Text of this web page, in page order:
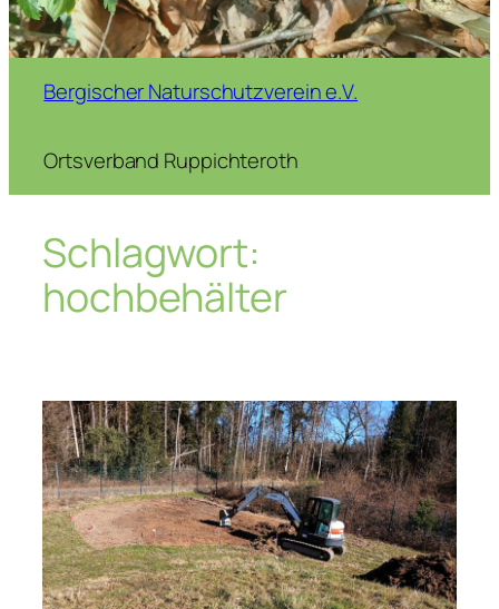
Bergischer Naturschutzverein e.V.
Ortsverband Ruppichteroth
Schlagwort:
hochbehälter